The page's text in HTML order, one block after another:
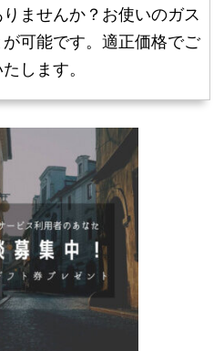
ませんか？お使いのガス
可能です。適正価格でご
します。